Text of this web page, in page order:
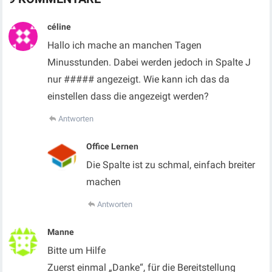
céline
Hallo ich mache an manchen Tagen
Minusstunden. Dabei werden jedoch in Spalte J
nur ##### angezeigt. Wie kann ich das da
einstellen dass die angezeigt werden?
Antworten
Office Lernen
Die Spalte ist zu schmal, einfach breiter
machen
Antworten
Manne
Bitte um Hilfe
Zuerst einmal „Danke“, für die Bereitstellung